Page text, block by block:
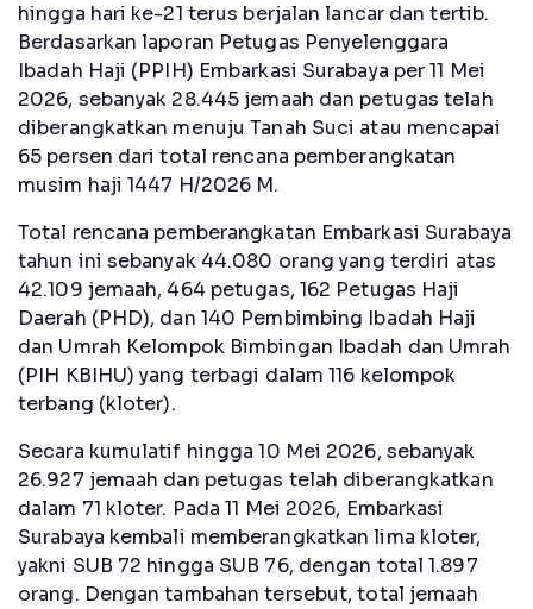
hingga hari ke-21 terus berjalan lancar dan tertib.
Berdasarkan laporan Petugas Penyelenggara
Ibadah Haji (PPIH) Embarkasi Surabaya per 11 Mei
2026, sebanyak 28.445 jemaah dan petugas telah
diberangkatkan menuju Tanah Suci atau mencapai
65 persen dari total rencana pemberangkatan
musim haji 1447 H/2026 M.
Total rencana pemberangkatan Embarkasi Surabaya
tahun ini sebanyak 44.080 orang yang terdiri atas
42.109 jemaah, 464 petugas, 162 Petugas Haji
Daerah (PHD), dan 140 Pembimbing Ibadah Haji
dan Umrah Kelompok Bimbingan Ibadah dan Umrah
(PIH KBIHU) yang terbagi dalam 116 kelompok
terbang (kloter).
Secara kumulatif hingga 10 Mei 2026, sebanyak
26.927 jemaah dan petugas telah diberangkatkan
dalam 71 kloter. Pada 11 Mei 2026, Embarkasi
Surabaya kembali memberangkatkan lima kloter,
yakni SUB 72 hingga SUB 76, dengan total 1.897
orang. Dengan tambahan tersebut, total jemaah